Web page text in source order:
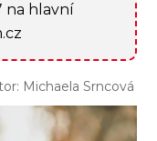
na hlavní
Michaela Srncová